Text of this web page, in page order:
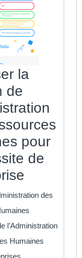
la
de
pour
de
la
Gestion
de
des
l’Administration
Humaines